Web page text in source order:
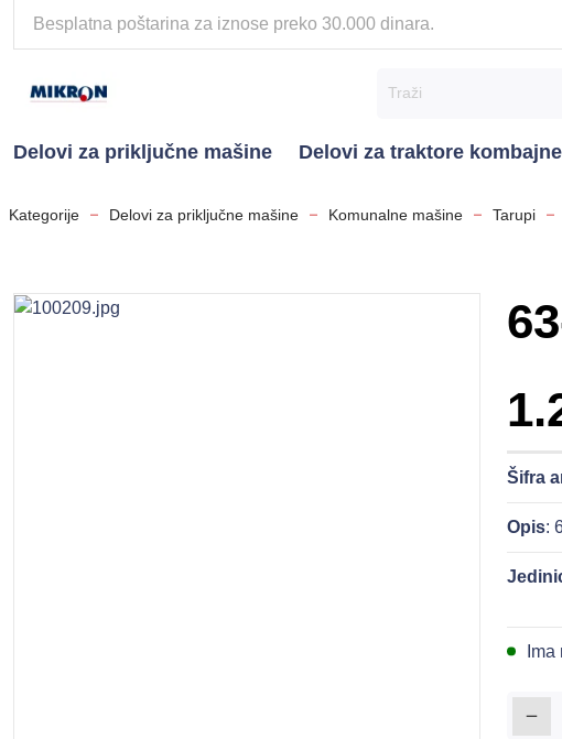
Besplatna poštarina za iznose preko 30.000 dinara.
Delovi za priključne mašine Delovi za traktore kombajne
Kategorije Delovi za priključne mašine Komunalne mašine Tarupi
Šifra
Opis: